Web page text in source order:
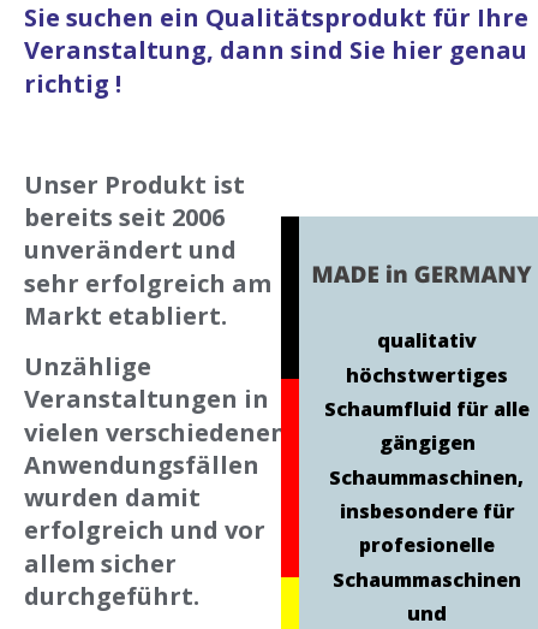
Sie suchen ein Qualitätsprodukt für Ihre
Veranstaltung, dann sind Sie hier genau
richtig !
Unser Produkt ist
bereits seit 2006
unverändert und
sehr erfolgreich am
Markt etabliert.
Unzählige
Veranstaltungen in
vielen verschiedenen
Anwendungsfällen
wurden damit
erfolgreich und vor
allem sicher
durchgeführt.
qualitativ
höchstwertiges
Schaumfluid für alle
gängigen
Schaummaschinen,
insbesondere für
profesionelle
Schaummaschinen
und